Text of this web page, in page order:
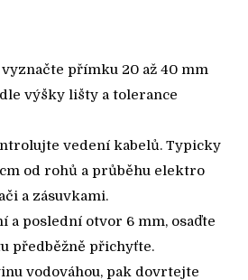
přímku 20 až 40 mm
výšky lišty a tolerance
vedení kabelů. Typicky
od rohů a průběhu elektro
a zásuvkami.
a poslední otvor 6 mm, osaďte
předběžně přichyťte.
vodováhou, pak dovrtejte